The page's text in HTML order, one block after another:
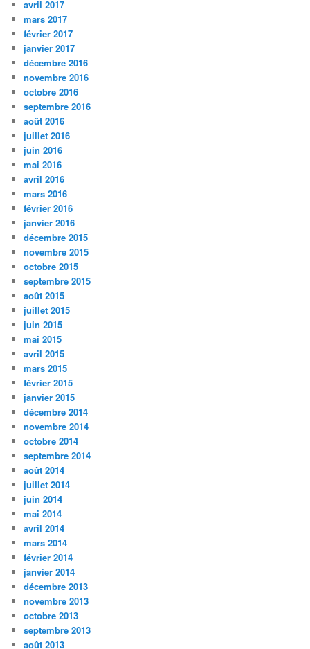
avril 2017
mars 2017
février 2017
janvier 2017
décembre 2016
novembre 2016
octobre 2016
septembre 2016
août 2016
juillet 2016
juin 2016
mai 2016
avril 2016
mars 2016
février 2016
janvier 2016
décembre 2015
novembre 2015
octobre 2015
septembre 2015
août 2015
juillet 2015
juin 2015
mai 2015
avril 2015
mars 2015
février 2015
janvier 2015
décembre 2014
novembre 2014
octobre 2014
septembre 2014
août 2014
juillet 2014
juin 2014
mai 2014
avril 2014
mars 2014
février 2014
janvier 2014
décembre 2013
novembre 2013
octobre 2013
septembre 2013
août 2013